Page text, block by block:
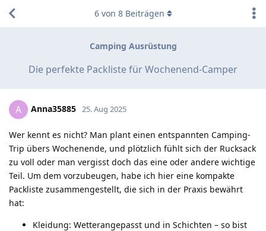
Camping Ausrüstung
Die perfekte Packliste für Wochenend-Camper
6von 8Beiträgen
A Anna35885 25. Aug 2025
Wer kennt es nicht? Man plant einen entspannten Camping-
Trip übers Wochenende, und plötzlich fühlt sich der Rucksack
zu voll oder man vergisst doch das eine oder andere wichtige
Teil. Um dem vorzubeugen, habe ich hier eine kompakte
Packliste zusammengestellt, die sich in der Praxis bewährt
hat:
Kleidung: Wetterangepasst und in Schichten – so bist